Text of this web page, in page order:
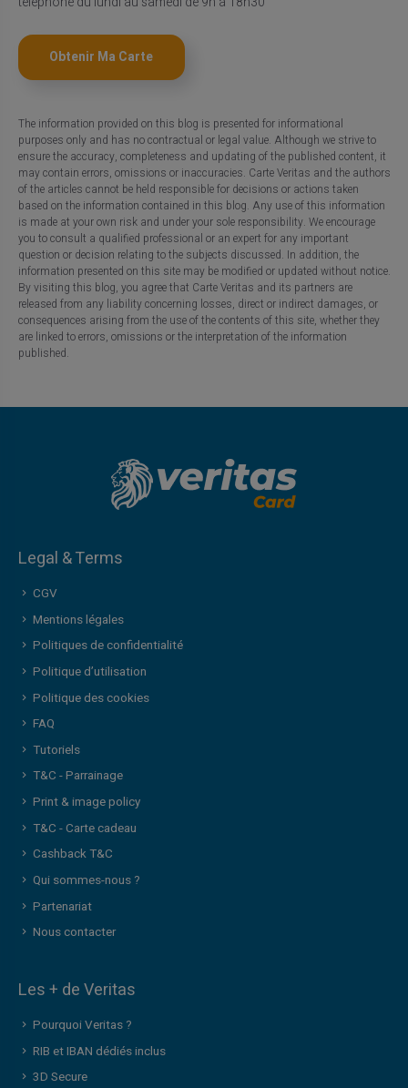
Obtenir Ma Carte
The information provided on this blog is presented for informational
purposes only and has no contractual or legal value. Although we strive to
ensure the accuracy, completeness and updating of the published content, it
may contain errors, omissions or inaccuracies. Carte Veritas and the authors
of the articles cannot be held responsible for decisions or actions taken
based on the information contained in this blog. Any use of this information
is made at your own risk and under your sole responsibility. We encourage
you to consult a qualified professional or an expert for any important
question or decision relating to the subjects discussed. In addition, the
information presented on this site may be modified or updated without notice.
By visiting this blog, you agree that Carte Veritas and its partners are
released from any liability concerning losses, direct or indirect damages, or
consequences arising from the use of the contents of this site, whether they
are linked to errors, omissions or the interpretation of the information
published.
Legal & Terms
CGV
Mentions légales
Politiques de confidentialité
Politique d’utilisation
Politique des cookies
FAQ
Tutoriels
T&C - Parrainage
Print & image policy
T&C - Carte cadeau
Cashback T&C
Qui sommes-nous ?
Partenariat
Nous contacter
Les + de Veritas
Pourquoi Veritas ?
RIB et IBAN dédiés inclus
3D Secure